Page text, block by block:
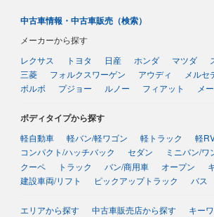
中古車情報・中古車販売（検索）
メーカーから探す
レクサス
トヨタ 日産 ホンダ マツダ
三菱
フォルクスワーゲン アウディ メルセ
ボルボ
プジョー ルノー フィアット メ
ボディタイプから探す
軽自動車 軽バン/軽ワゴン 軽トラック 軽
コンパクト/ハッチバック
セダン ミニバン/ワ
クーペ
トラック バン/商用車 オープン
建設車両/リフト
ピックアップトラック バス
エリアから探す 中古車販売店から探す キー